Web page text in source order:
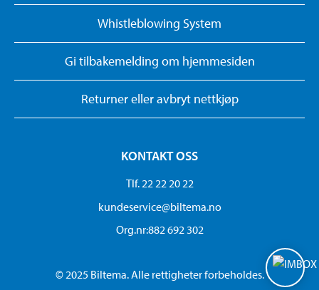
Whistleblowing System
Gi tilbakemelding om hjemmesiden
Returner eller avbryt nettkjøp
KONTAKT OSS
Tlf. 22 22 20 22
kundeservice@biltema.no
Org.nr:882 692 302
© 2025 Biltema. Alle rettigheter forbeholdes.